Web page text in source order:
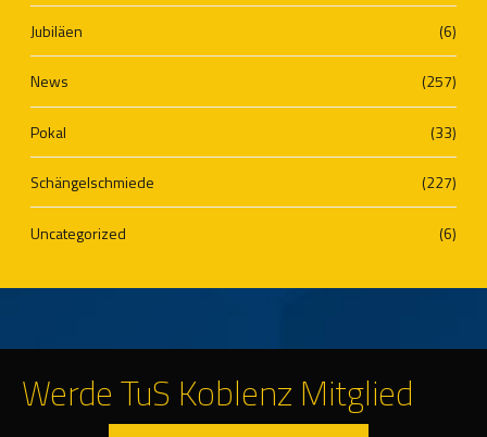
Jubiläen (6)
News (257)
Pokal (33)
Schängelschmiede (227)
Uncategorized (6)
Werde TuS Koblenz Mitglied